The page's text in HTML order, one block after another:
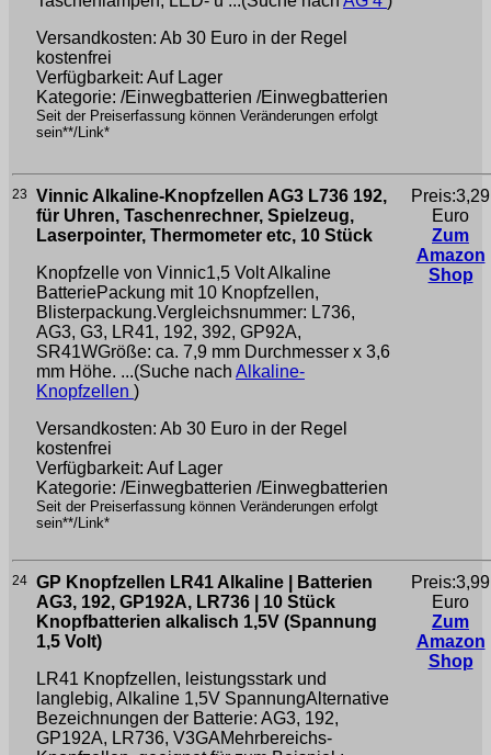
Versandkosten: Ab 30 Euro in der Regel
kostenfrei
Verfügbarkeit: Auf Lager
Kategorie: /Einwegbatterien /Einwegbatterien
Seit der Preiserfassung können Veränderungen erfolgt
sein**/Link*
23
Vinnic Alkaline-Knopfzellen AG3 L736 192,
für Uhren, Taschenrechner, Spielzeug,
Laserpointer, Thermometer etc, 10 Stück
Knopfzelle von Vinnic1,5 Volt Alkaline
BatteriePackung mit 10 Knopfzellen,
Blisterpackung.Vergleichsnummer: L736,
AG3, G3, LR41, 192, 392, GP92A,
SR41WGröße: ca. 7,9 mm Durchmesser x 3,6
mm Höhe. ...(Suche nach Alkaline-
Knopfzellen )
Versandkosten: Ab 30 Euro in der Regel
kostenfrei
Verfügbarkeit: Auf Lager
Kategorie: /Einwegbatterien /Einwegbatterien
Seit der Preiserfassung können Veränderungen erfolgt
sein**/Link*
Preis:3,29
Euro
Zum
Amazon
Shop
24 GP Knopfzellen LR41 Alkaline | Batterien
AG3, 192, GP192A, LR736 | 10 Stück
Knopfbatterien alkalisch 1,5V (Spannung
1,5 Volt)
LR41 Knopfzellen, leistungsstark und
langlebig, Alkaline 1,5V SpannungAlternative
Bezeichnungen der Batterie: AG3, 192,
GP192A, LR736, V3GAMehrbereichs-
Preis:3,99
Euro
Zum
Amazon
Shop